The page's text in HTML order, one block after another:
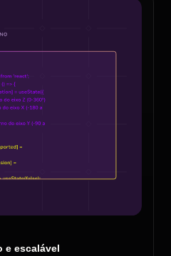
e escalável